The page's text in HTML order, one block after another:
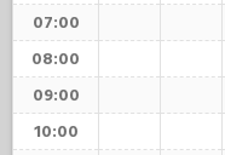
07:00
08:00
09:00
10:00